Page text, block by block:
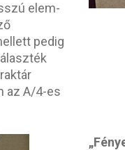
elem-
pedig
az A/4-es